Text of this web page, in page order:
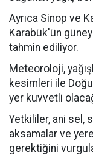
Ayrıca Sinop ve
Karabük'ün
tahmin ediliyor.
Meteoroloji,
kesimleri ile
yer kuvvetli
Yetkililer, ani sel,
aksamalar ve
gerektiğini